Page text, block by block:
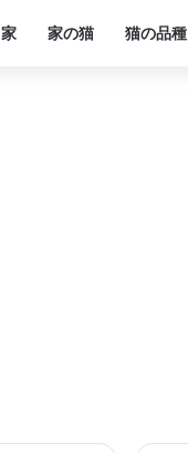
家 家の猫 猫の品種